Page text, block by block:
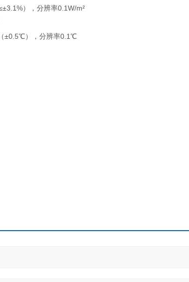
），分辨率0.1W/m²
±0.5℃），分辨率0.1℃